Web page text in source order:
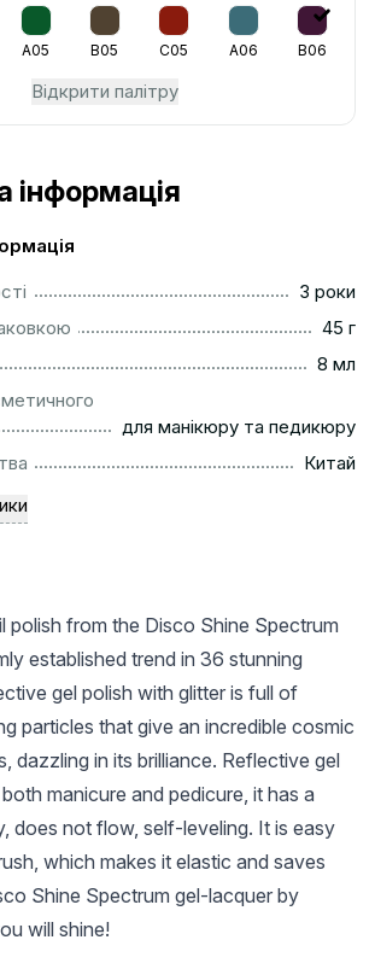
A05 B05 C05 A06 B06
Відкрити палітру
інформація
3 роки
45 г
8 мл
для манікюру та педикюру
Китай
polish from the Disco Shine Spectrum
established trend in 36 stunning
gel polish with glitter is full of
particles that give an incredible cosmic
dazzling in its brilliance. Reflective gel
manicure and pedicure, it has a
does not flow, self-leveling. It is easy
which makes it elastic and saves
Shine Spectrum gel-lacquer by
will shine!